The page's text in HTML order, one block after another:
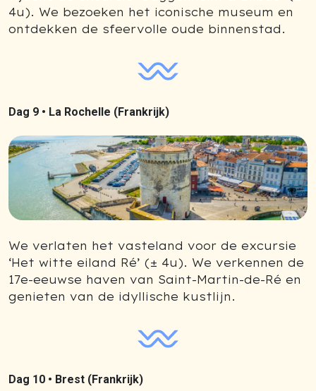
4u). We bezoeken het iconische museum en
ontdekken de sfeervolle oude binnenstad.
Dag 9 • La Rochelle (Frankrijk)
We verlaten het vasteland voor de excursie
‘Het witte eiland Ré’ (± 4u). We verkennen de
17e-eeuwse haven van Saint-Martin-de-Ré en
genieten van de idyllische kustlijn.
Dag 10 • Brest (Frankrijk)